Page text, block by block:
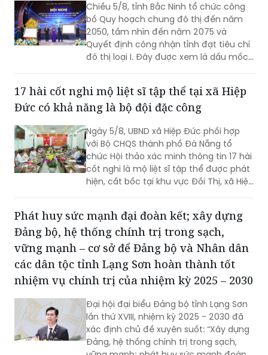
Chiều 5/8, tỉnh Bắc Ninh tổ chức công
bố Quy hoạch chung đô thị đến năm
2050, tầm nhìn đến năm 2075 và
Quyết định công nhận tỉnh đạt tiêu chí
đô thị loại I. Đây được xem là dấu mốc
tiêu trở thành thành phố trực thuộc
Trung ương trước năm 2030, hướng tới
và là cực tăng trưởng mới của khu vực
phía Bắc.
17 hài cốt nghi mộ liệt sĩ tập thể tại xã Hiệp
Đức có khả năng là bộ đội đặc công
Ngày 5/8, UBND xã Hiệp Đức phối hợp
với Bộ CHQS thành phố Đà Nẵng tổ
chức Hội thảo xác minh thông tin 17 hài
cốt nghi là mộ liệt sĩ tập thể được phát
hiện, cất bốc tại khu vực Đồi Thị, xã Hiệp
Phát huy sức mạnh đại đoàn kết; xây dựng
Đảng bộ, hệ thống chính trị trong sạch,
vững mạnh – cơ sở để Đảng bộ và Nhân dân
các dân tộc tỉnh Lạng Sơn hoàn thành tốt
nhiệm vụ chính trị của nhiệm kỳ 2025 – 2030
Đại hội đại biểu Đảng bộ tỉnh Lạng Sơn
lần thứ XVIII, nhiệm kỳ 2025 - 2030 đã
xác định chủ đề xuyên suốt: “Xây dựng
Đảng, hệ thống chính trị trong sạch,